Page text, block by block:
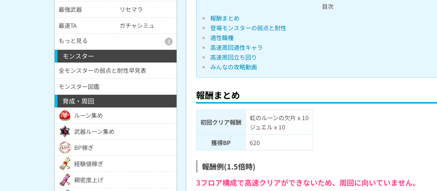
目次
報酬まとめ
登場モンスターの弱点と耐性
適性職種
高速周回適性キャラ
高速周回立ち回り
みんなの攻略動画
報酬まとめ
初回クリア報酬
虹のルーンの欠片ｘ10
ジュエルｘ10
獲得BP
620
報酬例(1.5倍時)
3フロア構成で高速クリアができないため、周回に向いていません。
最強武器
リセマラ
最速TA
ガチャシミュ
もっと見る
3
モンスター
全モンスターの弱点と耐性早見表
モンスター図鑑
育成・周回
ルーン集め
武器ルーン集め
BP稼ぎ
経験値稼ぎ
親密度上げ